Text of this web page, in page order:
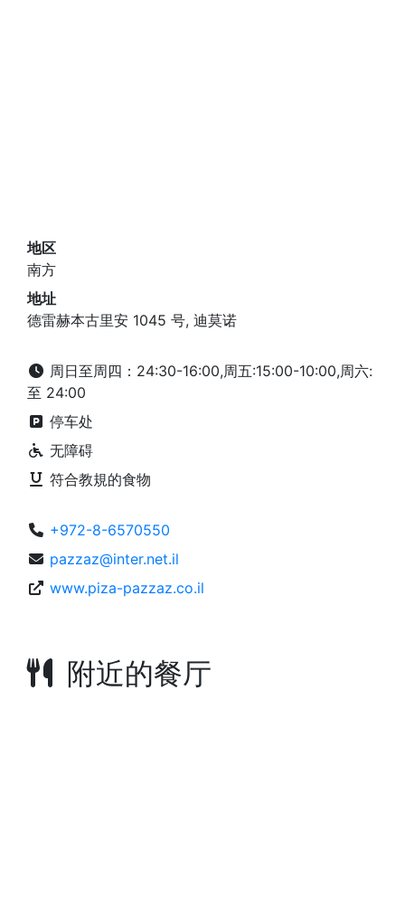
地区
南方
地址
德雷赫本古里安 1045 号, 迪莫诺
周日至周四：24:30-16:00,周五:15:00-10:00,周六:
至 24:00
停车处
无障碍
符合教規的食物
+972-8-6570550
pazzaz@inter.net.il
www.piza-pazzaz.co.il
附近的餐厅